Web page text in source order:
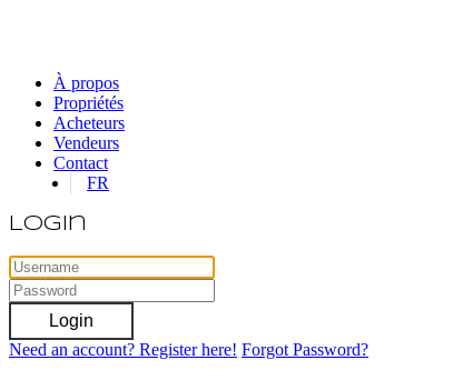
À propos
Propriétés
Acheteurs
Vendeurs
Contact
FR
Login
Login
Need an account? Register here! Forgot Password?